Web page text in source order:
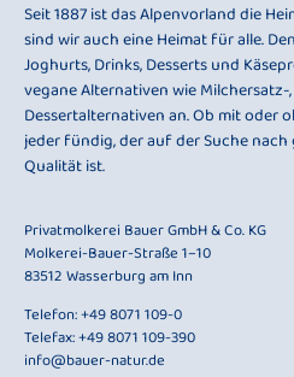
Seit 1887 ist das Alpenvorland die
sind wir auch eine Heimat für alle.
Joghurts, Drinks, Desserts und
vegane Alternativen wie
Dessertalternativen an. Ob mit oder
jeder fündig, der auf der Suche
Qualität ist.
Privatmolkerei Bauer GmbH & Co. KG
Molkerei-Bauer-Straße 1–10
83512 Wasserburg am Inn
Telefon:+49 8071 109-0
Telefax: +49 8071 109-390
info@bauer-natur.de